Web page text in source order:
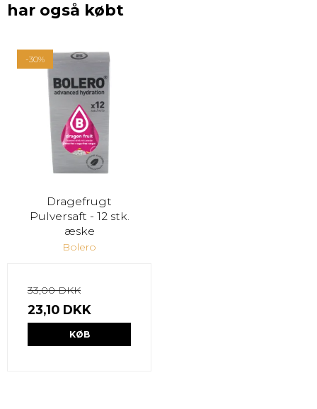
har også købt
-30%
Dragefrugt
Pulversaft - 12 stk.
æske
Bolero
33,00 DKK
23,10 DKK
KØB